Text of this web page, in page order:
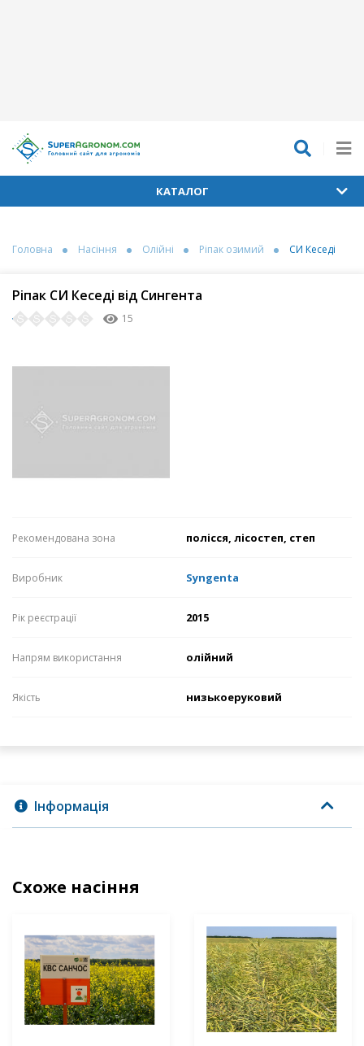
КАТАЛОГ
Головна Насіння Олійні Ріпак озимий СИ Кеседі
Ріпак СИ Кеседі від Сингента
15
Рекомендована зона полісся, лісостеп, степ
Виробник Syngenta
Рік реєстрації 2015
Напрям використання олійний
Якість низькоеруковий
Інформація
Схоже насіння